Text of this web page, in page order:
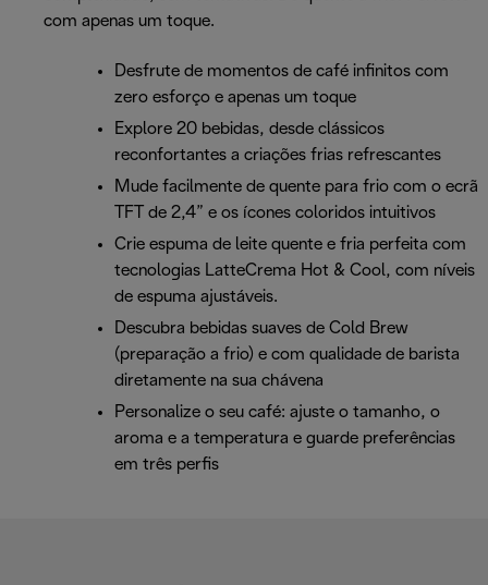
com apenas um toque.
Desfrute de momentos de café infinitos com
zero esforço e apenas um toque
Explore 20 bebidas, desde clássicos
reconfortantes a criações frias refrescantes
Mude facilmente de quente para frio com o ecrã
TFT de 2,4” e os ícones coloridos intuitivos
Crie espuma de leite quente e fria perfeita com
tecnologias LatteCrema Hot & Cool, com níveis
de espuma ajustáveis.
Descubra bebidas suaves de Cold Brew
(preparação a frio) e com qualidade de barista
diretamente na sua chávena
Personalize o seu café: ajuste o tamanho, o
aroma e a temperatura e guarde preferências
em três perfis